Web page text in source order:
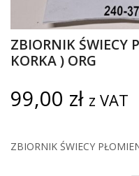
ZBIORNIK ŚWIECY
KORKA ) ORG
99,00 zł z VAT
ZBIORNIK ŚWIECY